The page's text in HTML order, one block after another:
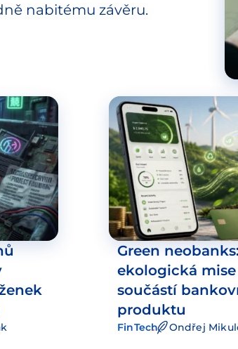
nabitému závěru.
Green
ekologická mise
součástí
produktu
FinTech Ondřej